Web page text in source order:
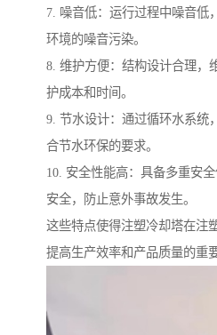
7. 噪音低：运行过程中噪音低
环境的噪音污染。
8. 维护方便：结构设计合理，
护成本和时间。
9. 节水设计：通过循环水系统
合节水环保的要求。
10. 安全性能高：具备多重安
安全，防止意外事故发生。
这些特点使得注塑冷却塔在注
提高生产效率和产品质量的重